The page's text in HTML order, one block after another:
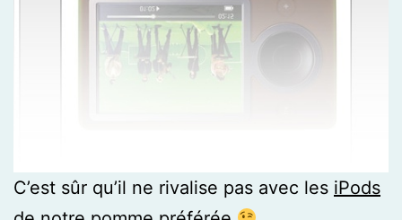
C’est sûr qu’il ne rivalise pas avec les iPods